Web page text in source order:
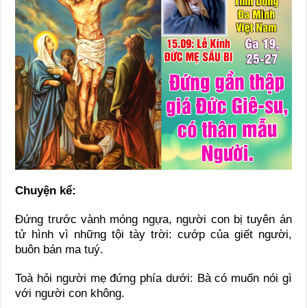
Chuyện kể:
Đứng trước vành móng ngựa, người con bị tuyên án
tử hình vì những tội tày trời: cướp của giết người,
buôn bán ma tuý.
Toà hỏi người mẹ đứng phía dưới: Bà có muốn nói gì
với người con không.